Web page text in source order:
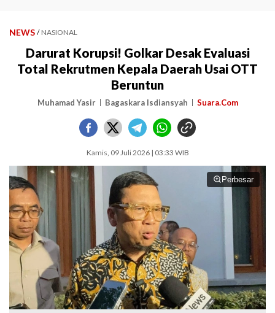
NEWS / NASIONAL
Darurat Korupsi! Golkar Desak Evaluasi
Total Rekrutmen Kepala Daerah Usai OTT
Beruntun
Muhamad Yasir Bagaskara Isdiansyah Suara.Com
Kamis, 09 Juli 2026 | 03:33 WIB
Perbesar